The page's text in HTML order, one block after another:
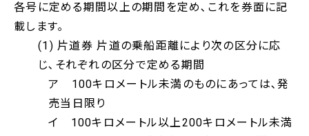
各号に定める期間以上の期間を定め､これを券面に記
載します｡
(1) 片道券 片道の乗船距離により次の区分に応
じ､それぞれの区分で定める期間
ア 100キロメートル未満のものにあっては､発
売当日限り
イ 100キロメートル以上200キロメートル未満